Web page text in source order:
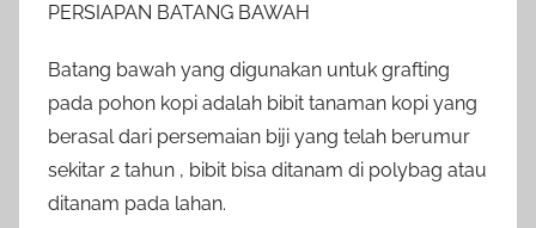
PERSIAPAN BATANG BAWAH
Batang bawah yang digunakan untuk grafting
pada pohon kopi adalah bibit tanaman kopi yang
berasal dari persemaian biji yang telah berumur
sekitar 2 tahun , bibit bisa ditanam di polybag atau
ditanam pada lahan.